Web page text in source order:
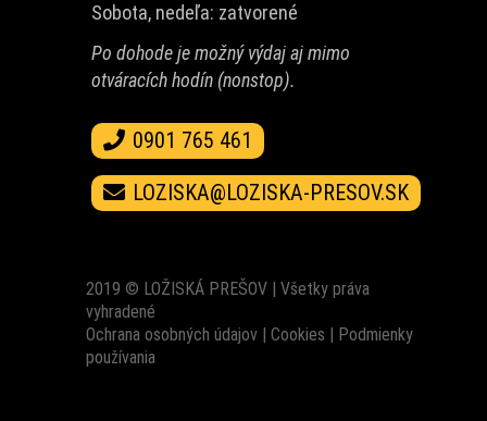
Sobota, nedeľa: zatvorené
Po dohode je možný výdaj aj mimo
otváracích hodín (nonstop).
0901 765 461
LOZISKA@LOZISKA-PRESOV.SK
2019 © LOŽISKÁ PREŠOV | Všetky práva
vyhradené
Ochrana osobných údajov | Cookies | Podmienky
používania